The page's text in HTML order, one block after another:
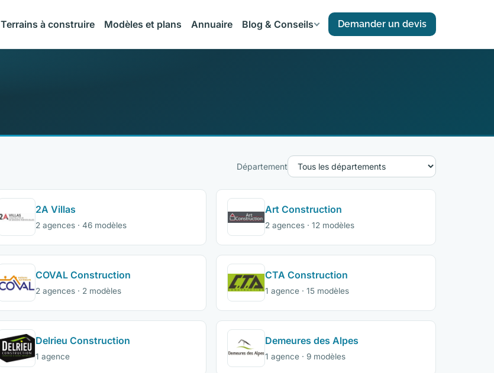
Terrains à construire Modèles et plans Annuaire Blog & Conseils Demander un devis
Département
2A Villas
2 agences · 46 modèles
Art Construction
2 agences · 12 modèles
COVAL Construction
2 agences · 2 modèles
CTA Construction
1 agence · 15 modèles
Delrieu Construction
1 agence
Demeures des Alpes
1 agence · 9 modèles